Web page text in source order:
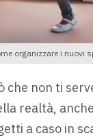
organizzare i nuovi
che non ti
realtà,
a caso in